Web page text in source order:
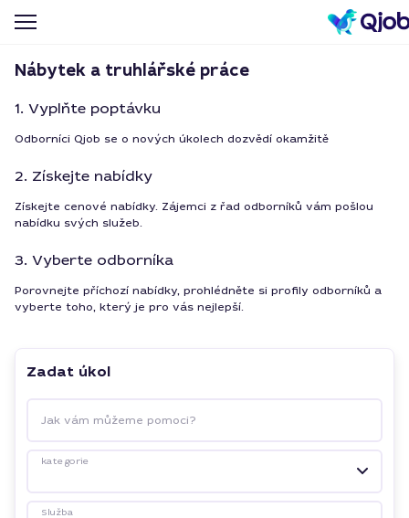
Nábytek a truhlářské práce
1. Vyplňte poptávku
Odborníci Qjob se o nových úkolech dozvědí okamžitě
2. Získejte nabídky
Získejte cenové nabídky. Zájemci z řad odborníků vám pošlou
nabídku svých služeb.
3. Vyberte odborníka
Porovnejte příchozí nabídky, prohlédněte si profily odborníků a
vyberte toho, který je pro vás nejlepší.
Zadat úkol
Jak vám můžeme pomoci?
kategorie
Služba